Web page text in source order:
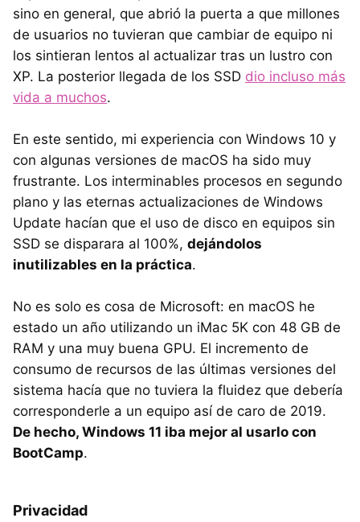
sino en general, que abrió la puerta a que millones
de usuarios no tuvieran que cambiar de equipo ni
los sintieran lentos al actualizar tras un lustro con
XP. La posterior llegada de los SSD dio incluso más
vida a muchos.
En este sentido, mi experiencia con Windows 10 y
con algunas versiones de macOS ha sido muy
frustrante. Los interminables procesos en segundo
plano y las eternas actualizaciones de Windows
Update hacían que el uso de disco en equipos sin
SSD se disparara al 100%, dejándolos
inutilizables en la práctica.
No es solo es cosa de Microsoft: en macOS he
estado un año utilizando un iMac 5K con 48 GB de
RAM y una muy buena GPU. El incremento de
consumo de recursos de las últimas versiones del
sistema hacía que no tuviera la fluidez que debería
corresponderle a un equipo así de caro de 2019.
De hecho, Windows 11 iba mejor al usarlo con
BootCamp.
Privacidad